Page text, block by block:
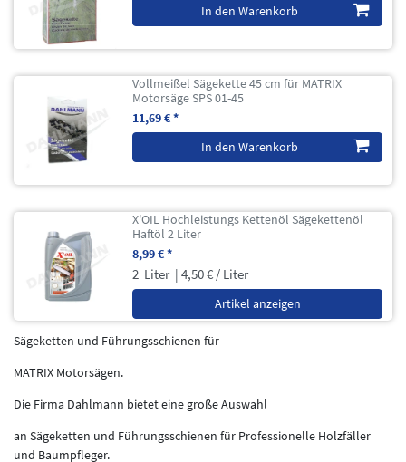
In den Warenkorb
Vollmeißel Sägekette 45 cm für MATRIX
Motorsäge SPS 01-45
11,69 € *
In den Warenkorb
X'OIL Hochleistungs Kettenöl Sägekettenöl
Haftöl 2 Liter
8,99 € *
2 Liter | 4,50 € / Liter
Artikel anzeigen
Sägeketten und Führungsschienen für
MATRIX Motorsägen.
Die Firma Dahlmann bietet eine große Auswahl
an Sägeketten und Führungsschienen für Professionelle Holzfäller
und Baumpfleger.